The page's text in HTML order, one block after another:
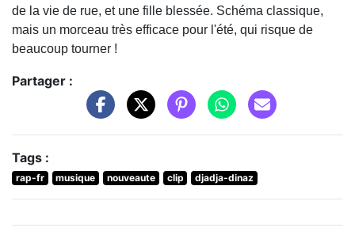
de la vie de rue, et une fille blessée. Schéma classique,
mais un morceau très efficace pour l'été, qui risque de
beaucoup tourner !
Partager :
Tags :
rap-fr musique nouveaute clip djadja-dinaz